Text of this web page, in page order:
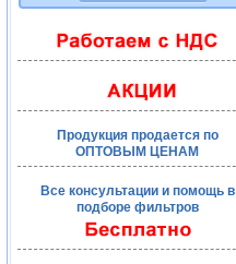
Продукция продается по
ОПТОВЫМ ЦЕНАМ
Все консультации и помощь в
подборе фильтров